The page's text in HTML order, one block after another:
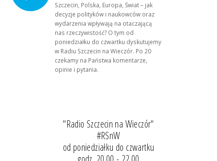
Szczecin, Polska, Europa, Świat – jak
decyzje polityków i naukowców oraz
wydarzenia wpływają na otaczającą
nas rzeczywistość? O tym od
poniedziałku do czwartku dyskutujemy
w Radiu Szczecin na Wieczór. Po 20
czekamy na Państwa komentarze,
opinie i pytania.
"Radio Szczecin na Wieczór"
#RSnW
od poniedziałku do czwartku